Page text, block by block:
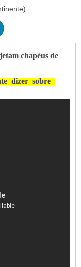
chapéus de
dizer sobre